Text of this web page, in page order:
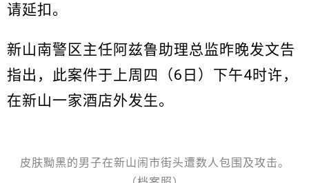
请延扣。
新山南警区主任阿兹鲁助理总监昨晚发文告
指出，此案件于上周四（6日）下午4时许，
在新山一家酒店外发生。
皮肤黝黑的男子在新山闹市街头遭数人包围及攻击。